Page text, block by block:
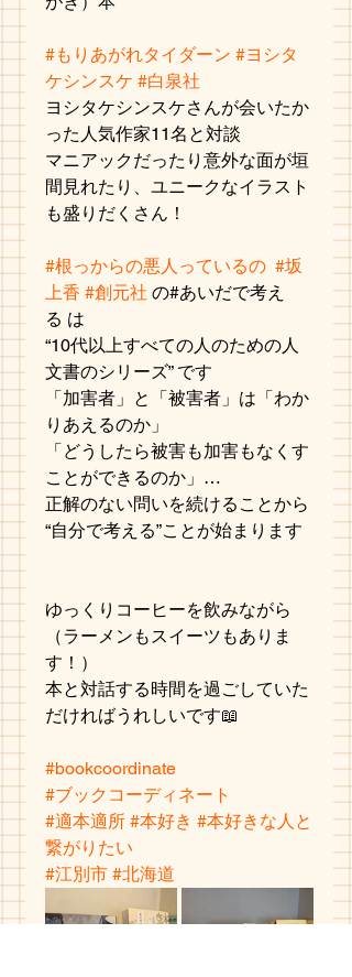
#もりあがれタイダーン #ヨシタ
ケシンスケ #白泉社
ヨシタケシンスケさんが会いたか
った人気作家11名と対談
マニアックだったり意外な面が垣
間見れたり、ユニークなイラスト
も盛りだくさん！
#根っからの悪人っているの #坂
上香 #創元社 の#あいだで考え
る は
“10代以上すべての人のための人
文書のシリーズ” です
「加害者」と「被害者」は「わか
りあえるのか」
「どうしたら被害も加害もなくす
ことができるのか」…
正解のない問いを続けることから
“自分で考える”ことが始まります
ゆっくりコーヒーを飲みながら
（ラーメンもスイーツもありま
す！）
本と対話する時間を過ごしていた
だければうれしいです📖
#bookcoordinate
#ブックコーディネート
#適本適所 #本好き #本好きな人と
繋がりたい
#江別市 #北海道